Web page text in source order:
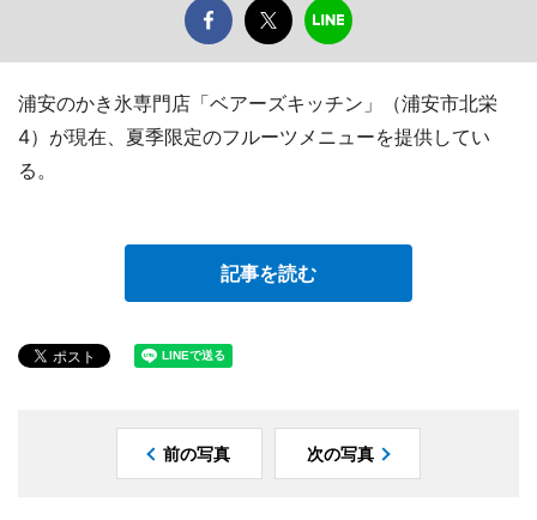
浦安のかき氷専門店「ベアーズキッチン」（浦安市北栄
4）が現在、夏季限定のフルーツメニューを提供してい
る。
記事を読む
前の写真 次の写真